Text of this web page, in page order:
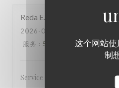
这个网站
制
Reda E
2026-07-31
服务 : 5 5/5 菜单: 5/5
Service au petits soins, cadre/